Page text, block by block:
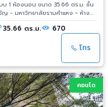
หัวหมาก - โรงพยาบาลเวชธานี
35.66 ตร.ม. 670
โทร
คอนโด